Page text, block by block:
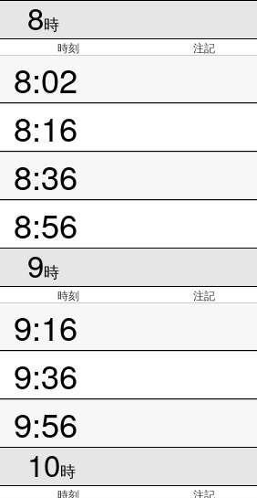
8時
時刻 注記
8:02
8:16
8:36
8:56
9時
時刻 注記
9:16
9:36
9:56
10時
時刻 注記